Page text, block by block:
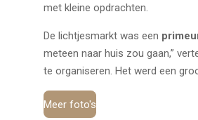
met kleine opdrachten.
De lichtjesmarkt was een
meteen naar huis zou gaan,”
te organiseren. Het werd een
Meer foto's